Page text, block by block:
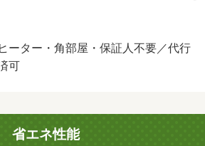
ンライン内見サービス始めました」
言う形で営業しておりますので他社
紹介可能。ネットをご覧になられて
ーター・角部屋・保証人不要／代行
可
省エネ性能